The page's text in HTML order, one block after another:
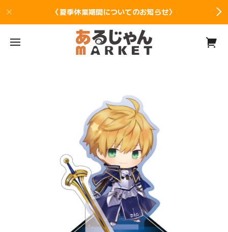
〈夏季休業期間についてのお知らせ〉